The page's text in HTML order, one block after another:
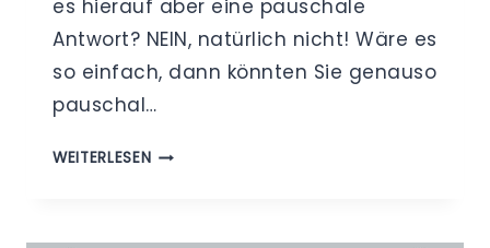
es hierauf aber eine pauschale
Antwort? NEIN, natürlich nicht! Wäre es
so einfach, dann könnten Sie genauso
pauschal…
WEITERLESENWAS